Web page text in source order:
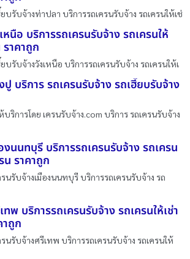
บรับจ้างท่าปลา บริการรถเครนรับจ้าง รถเครนให้เช่
นือ บริการรถเครนรับจ้าง รถเครนให้
ราคาถูก
บรับจ้างวังเหนือ บริการรถเครนรับจ้าง รถเครนให้เ
ปู บริการ รถเครนรับจ้าง รถเฮี๊ยบรับจ้าง
ริการโดย เครนรับจ้าง.com บริการ รถเครนรับจ้าง
งนนทบุรี บริการรถเครนรับจ้าง รถเครน
น ราคาถูก
นรับจ้างเมืองนนทบุรี บริการรถเครนรับจ้าง รถ
พ บริการรถเครนรับจ้าง รถเครนให้เช่า
าถูก
นรับจ้างศรีเทพ บริการรถเครนรับจ้าง รถเครนให้